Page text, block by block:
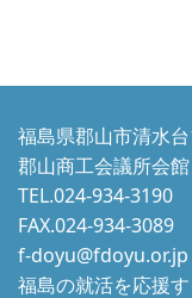
福島県郡山市清水
郡山商工会議所会
TEL.024-934-3190
FAX.024-934-3089
f-doyu@fdoyu.or.jp
福島の就活を応援